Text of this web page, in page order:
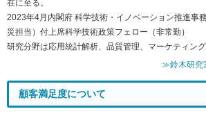
在に至る。
2023年4月内閣府 科学技術・イノベーション推進事
災担当）付上席科学技術政策フェロー（非常勤）
研究分野は応用統計解析、品質管理、マーケティング
≫鈴木研究
顧客満足度について